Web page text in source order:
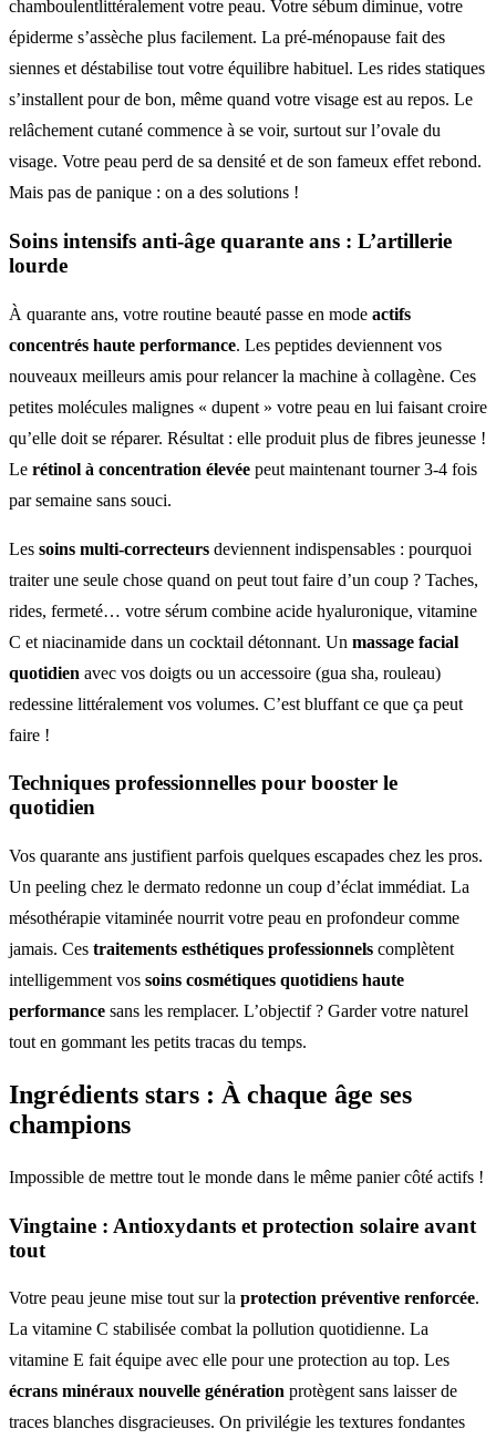
chamboulentlittéralement votre peau. Votre sébum diminue, votre
épiderme s’assèche plus facilement. La pré-ménopause fait des
siennes et déstabilise tout votre équilibre habituel. Les rides statiques
s’installent pour de bon, même quand votre visage est au repos. Le
relâchement cutané commence à se voir, surtout sur l’ovale du
visage. Votre peau perd de sa densité et de son fameux effet rebond.
Mais pas de panique : on a des solutions !
Soins intensifs anti-âge quarante ans : L’artillerie
lourde
À quarante ans, votre routine beauté passe en mode actifs
concentrés haute performance. Les peptides deviennent vos
nouveaux meilleurs amis pour relancer la machine à collagène. Ces
petites molécules malignes « dupent » votre peau en lui faisant croire
qu’elle doit se réparer. Résultat : elle produit plus de fibres jeunesse !
Le rétinol à concentration élevée peut maintenant tourner 3-4 fois
par semaine sans souci.
Les soins multi-correcteurs deviennent indispensables : pourquoi
traiter une seule chose quand on peut tout faire d’un coup ? Taches,
rides, fermeté… votre sérum combine acide hyaluronique, vitamine
C et niacinamide dans un cocktail détonnant. Un massage facial
quotidien avec vos doigts ou un accessoire (gua sha, rouleau)
redessine littéralement vos volumes. C’est bluffant ce que ça peut
faire !
Techniques professionnelles pour booster le
quotidien
Vos quarante ans justifient parfois quelques escapades chez les pros.
Un peeling chez le dermato redonne un coup d’éclat immédiat. La
mésothérapie vitaminée nourrit votre peau en profondeur comme
jamais. Ces traitements esthétiques professionnels complètent
intelligemment vos soins cosmétiques quotidiens haute
performance sans les remplacer. L’objectif ? Garder votre naturel
tout en gommant les petits tracas du temps.
Ingrédients stars : À chaque âge ses
champions
Impossible de mettre tout le monde dans le même panier côté actifs !
Vingtaine : Antioxydants et protection solaire avant
tout
Votre peau jeune mise tout sur la protection préventive renforcée.
La vitamine C stabilisée combat la pollution quotidienne. La
vitamine E fait équipe avec elle pour une protection au top. Les
écrans minéraux nouvelle génération protègent sans laisser de
traces blanches disgracieuses. On privilégie les textures fondantes